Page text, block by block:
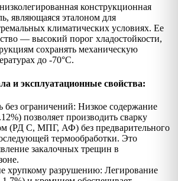
конструкционная
являющаяся эталоном для
климатических условиях. Ее
— высокий порог хладостойкости,
сохранять механическую
до -70°C.
и эксплуатационные свойства:
без ограничений: Низкое содержание
позволяет производить сварку
(РД С, МПГ, АФ) без предварительного
термообработки. Это
закалочных трещин в
хрупкому разрушению: Легирование